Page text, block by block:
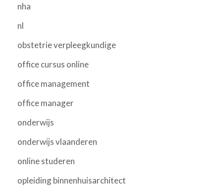
nha
nl
obstetrie verpleegkundige
office cursus online
office management
office manager
onderwijs
onderwijs vlaanderen
online studeren
opleiding binnenhuisarchitect